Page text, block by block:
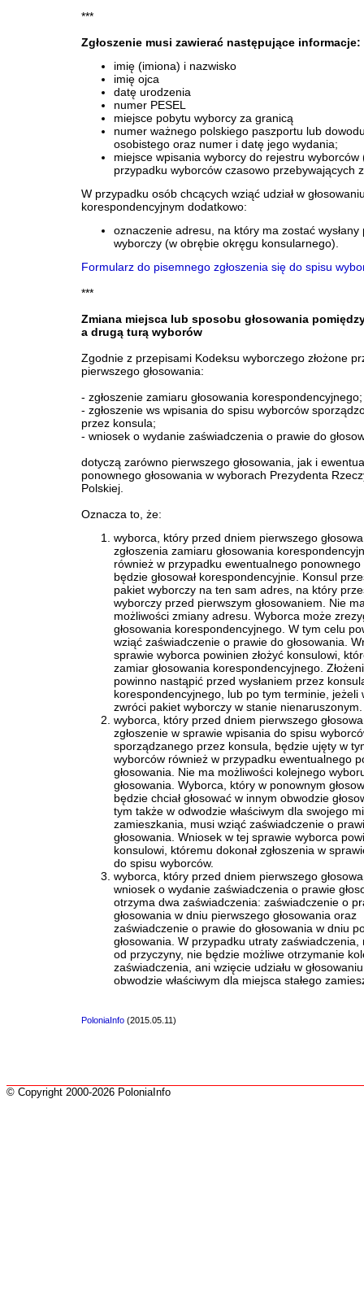
***
Zgłoszenie musi zawierać następujące informacje:
imię (imiona) i nazwisko
imię ojca
datę urodzenia
numer PESEL
miejsce pobytu wyborcy za granicą
numer ważnego polskiego paszportu lub
osobistego oraz numer i datę jego wydania;
miejsce wpisania wyborcy do rejestru wyborców
przypadku wyborców czasowo przebywających
W przypadku osób chcących wziąć udział w
korespondencyjnym dodatkowo:
oznaczenie adresu, na który ma zostać wysłany
wyborczy (w obrębie okręgu konsularnego).
Formularz do pisemnego zgłoszenia się do spisu
***
Zmiana miejsca lub sposobu głosowania
a drugą turą wyborów
Zgodnie z przepisami Kodeksu wyborczego złożone
pierwszego głosowania:
- zgłoszenie zamiaru głosowania korespondencyjnego;
- zgłoszenie ws wpisania do spisu wyborców
przez konsula;
- wniosek o wydanie zaświadczenia o prawie do
dotyczą zarówno pierwszego głosowania, jak i
ponownego głosowania w wyborach Prezydenta
Polskiej.
Oznacza to, że:
wyborca, który przed dniem pierwszego
zgłoszenia zamiaru głosowania
również w przypadku ewentualnego ponownego
będzie głosował korespondencyjnie. Konsul
pakiet wyborczy na ten sam adres, na który
wyborczy przed pierwszym głosowaniem. Nie
możliwości zmiany adresu. Wyborca może
głosowania korespondencyjnego. W tym celu
wziąć zaświadczenie o prawie do głosowania.
sprawie wyborca powinien złożyć konsulowi,
zamiar głosowania korespondencyjnego.
powinno nastąpić przed wysłaniem przez
korespondencyjnego, lub po tym terminie, jeżeli
zwróci pakiet wyborczy w stanie nienaruszonym.
wyborca, który przed dniem pierwszego
zgłoszenie w sprawie wpisania do spisu
sporządzanego przez konsula, będzie ujęty w
wyborców również w przypadku ewentualnego
głosowania. Nie ma możliwości kolejnego
głosowania. Wyborca, który w ponownym
będzie chciał głosować w innym obwodzie
tym także w odwodzie właściwym dla swojego
zamieszkania, musi wziąć zaświadczenie o
głosowania. Wniosek w tej sprawie wyborca
konsulowi, któremu dokonał zgłoszenia w
do spisu wyborców.
wyborca, który przed dniem pierwszego
wniosek o wydanie zaświadczenia o prawie
otrzyma dwa zaświadczenia: zaświadczenie o
głosowania w dniu pierwszego głosowania oraz
zaświadczenie o prawie do głosowania w dniu
głosowania. W przypadku utraty zaświadczenia,
od przyczyny, nie będzie możliwe otrzymanie
zaświadczenia, ani wzięcie udziału w
obwodzie właściwym dla miejsca stałego
PoloniaInfo (2015.05.11)
© Copyright 2000-2026 PoloniaInfo